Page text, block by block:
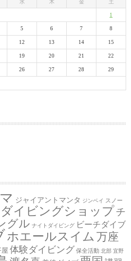
水 木 金 土
1
5 6 7 8
12 13 14 15
19 20 21 22
26 27 28 29
ジャイアントマンタ ジンベイ スノー
ダイビングショップチ
グル ナイトダイビング ビーチダイブ
ホエールスイム 万座
体験ダイビング 保全活動 北部 宜野